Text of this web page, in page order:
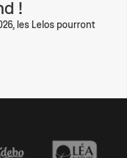
!
les Lelos pourront